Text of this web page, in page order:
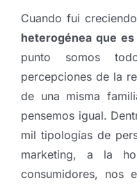
Cuando fui creciendo
heterogénea que
punto somos
percepciones de la
de una misma
pensemos igual.
mil tipologías de
marketing, a la
consumidores, nos